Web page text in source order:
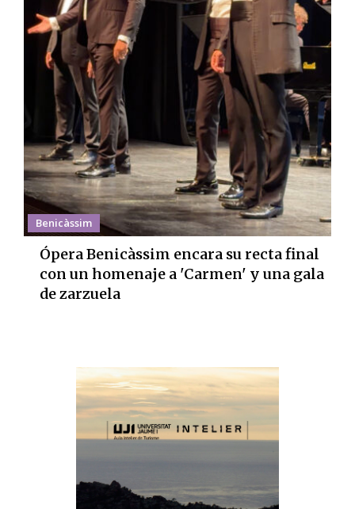
Benicàssim
Ópera Benicàssim encara su recta final
con un homenaje a 'Carmen' y una gala
de zarzuela